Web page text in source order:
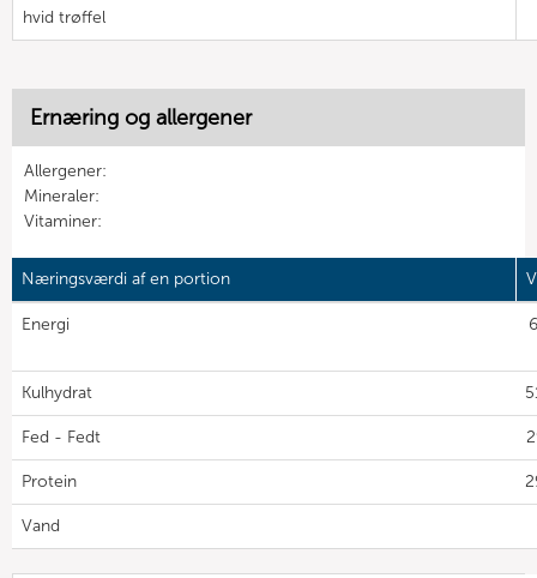
hvid trøffel
Ernæring og allergener
Allergener:
Mineraler:
Vitaminer:
Næringsværdi af en portion
Energi
Kulhydrat
Fed - Fedt
Protein
Vand